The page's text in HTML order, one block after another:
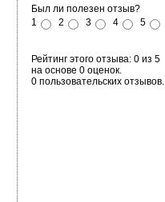
Был ли полезен отзыв?
1
2 3 4 5
Рейтинг этого отзыва: 0 из 5
на основе 0 оценок.
0 пользовательских отзывов.